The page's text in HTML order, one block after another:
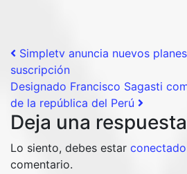
Post navigation
Simpletv anuncia nuevos
suscripción
Designado Francisco Sagasti
de la república del Perú
Deja una respuesta
Lo siento, debes estar conectado
comentario.